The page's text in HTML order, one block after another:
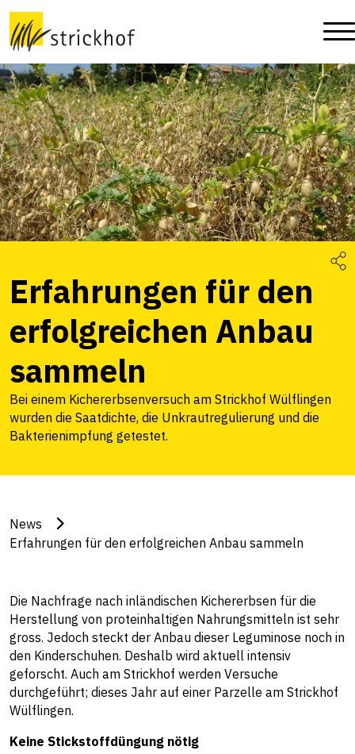
Erfahrungen für den
erfolgreichen Anbau
sammeln
Bei einem Kichererbsenversuch am Strickhof Wülflingen
wurden die Saatdichte, die Unkrautregulierung und die
Bakterienimpfung getestet.
News
Erfahrungen für den erfolgreichen Anbau sammeln
Die Nachfrage nach inländischen Kichererbsen für die
Herstellung von proteinhaltigen Nahrungsmitteln ist sehr
gross. Jedoch steckt der Anbau dieser Leguminose noch in
den Kinderschuhen. Deshalb wird aktuell intensiv
geforscht. Auch am Strickhof werden Versuche
durchgeführt; dieses Jahr auf einer Parzelle am Strickhof
Wülflingen.
Keine Stickstoffdüngung nötig